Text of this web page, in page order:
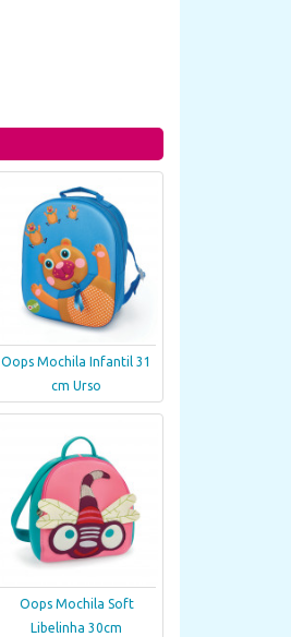
Oops Mochila Infantil 31
cm Urso
Oops Mochila Soft
Libelinha 30cm